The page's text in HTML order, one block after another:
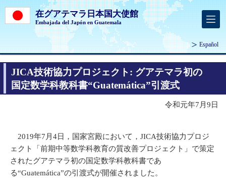
在グアテマラ日本国大使館
Embajada del Japón en Guatemala
Español
JICA技術協力プロジェクト: グアテマラ初の
国定数学科教科書“Guatemática”引渡式
令和元年7月9日
2019年7月4日，国家宮殿において，JICA技術協力プロジ
ェクト「前期中等数学科教育の質改善プロジェクト」で策定
されたグアテマラ初の国定数学科教科書であ
る“Guatemática”の引渡式が開催されました。